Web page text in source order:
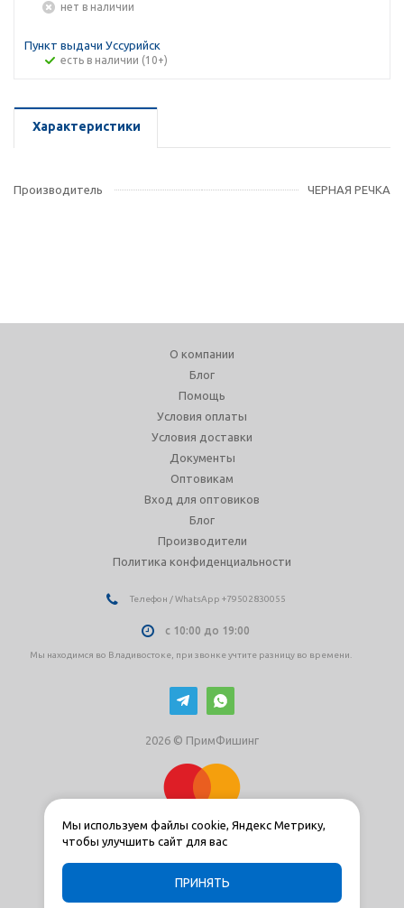
Нет в наличии
Пункт выдачи Уссурийск
Есть в наличии (10+)
Характеристики
Производитель ЧЕРНАЯ РЕЧКА
О компании
Блог
Помощь
Условия оплаты
Условия доставки
Документы
Оптовикам
Вход для оптовиков
Блог
Производители
Политика конфиденциальности
Телефон / WhatsApp +79502830055
с 10:00 до 19:00
Мы находимся во Владивостоке, при звонке учтите разницу во времени.
2026 © ПримФишинг
Мы используем файлы cookie, Яндекс Метрику,
чтобы улучшить сайт для вас
ПРИНЯТЬ